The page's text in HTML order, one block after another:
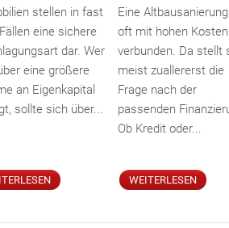
stellen in fast
eine sichere
dar. Wer
eine größere
an Eigenkapital
sollte sich über...
Eine
oft mit hohen Kosten
verbunden. Da stellt
meist zuallererst die
Frage nach der
passenden
Ob Kredit oder...
WEITERLESEN